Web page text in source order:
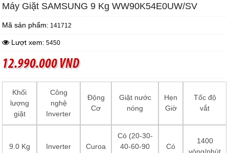
Máy Giặt SAMSUNG 9 Kg WW90K54E0UW/SV
Mã sản phẩm: 141712
Lượt xem: 5450
12.990.000 VND
Khối
lượng
giặt
Công
nghệ
Inverter
Động
Cơ
Giặt nước
nóng
Hẹn
Giờ
Tốc độ
vắt
9.0 Kg Inverter Curoa
Có (20-30-
40-60-90
Có
1400